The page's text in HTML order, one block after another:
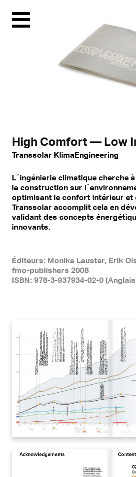
Menu
High Comfort — Low
Transsolar KlimaEngineering
L´ingénierie climatique cherche
la construction sur
optimisant le confort intérieur et
Transsolar accomplit cela en
validant des concepts
innovants.
Éditeurs: Monika Lauster, Erik
fmo-publishers 2008
ISBN: 978-3-937934-02-0